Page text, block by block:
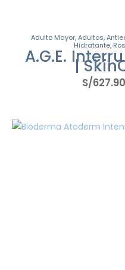
Adulto Mayor,Adultos,
Hidratante,
A.G.E.|
S/627.90